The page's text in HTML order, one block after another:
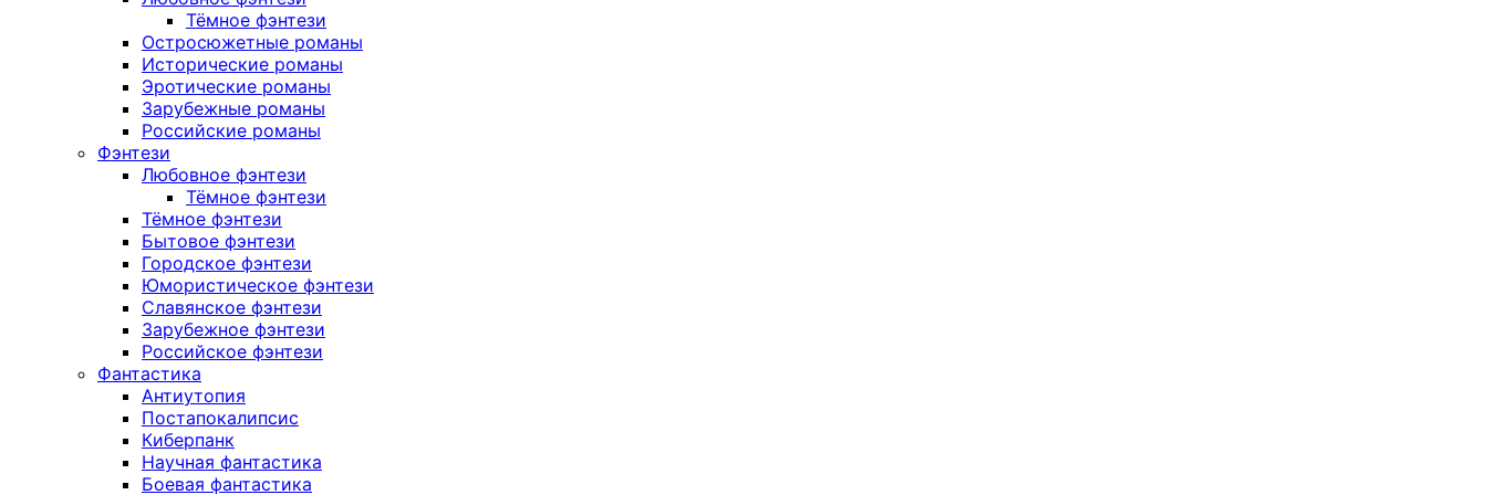
Тёмное фэнтези
Остросюжетные романы
Исторические романы
Эротические романы
Зарубежные романы
Российские романы
Фэнтези
Любовное фэнтези
Тёмное фэнтези
Тёмное фэнтези
Бытовое фэнтези
Городское фэнтези
Юмористическое фэнтези
Славянское фэнтези
Зарубежное фэнтези
Российское фэнтези
Фантастика
Антиутопия
Постапокалипсис
Киберпанк
Научная фантастика
Боевая фантастика